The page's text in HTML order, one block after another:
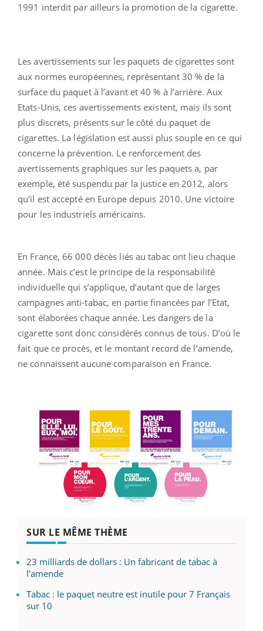
1991 interdit par ailleurs la promotion de la cigarette.
Les avertissements sur les paquets de cigarettes sont
aux normes européennes, représentant 30 % de la
surface du paquet à l’avant et 40 % à l’arrière. Aux
Etats-Unis, ces avertissements existent, mais ils sont
plus discrets, présents sur le côté du paquet de
cigarettes. La législation est aussi plus souple en ce qui
concerne la prévention. Le renforcement des
avertissements graphiques sur les paquets a, par
exemple, été suspendu par la justice en 2012, alors
qu’il est accepté en Europe depuis 2010. Une victoire
pour les industriels américains.
En France, 66 000 décès liés au tabac ont lieu chaque
année. Mais c’est le principe de la responsabilité
individuelle qui s’applique, d’autant que de larges
campagnes anti-tabac, en partie financées par l’Etat,
sont élaborées chaque année. Les dangers de la
cigarette sont donc considérés connus de tous. D’où le
fait que ce procès, et le montant record de l’amende,
ne connaissent aucune comparaison en France.
SUR LE MÊME THÈME
23 milliards de dollars : Un fabricant de tabac à
l'amende
Tabac : le paquet neutre est inutile pour 7 Français
sur 10